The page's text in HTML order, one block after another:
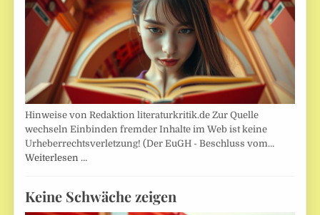
Hinweise von Redaktion literaturkritik.de Zur Quelle
wechseln Einbinden fremder Inhalte im Web ist keine
Urheberrechtsverletzung! (Der EuGH - Beschluss vom…
Weiterlesen …
Keine Schwäche zeigen